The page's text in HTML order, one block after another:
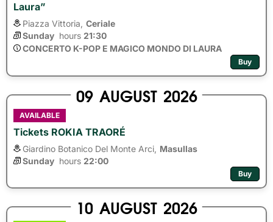
Laura”
Piazza Vittoria, Ceriale
Sunday hours 21:30
CONCERTO K-POP E MAGICO MONDO DI LAURA
Buy
09 AUGUST 2026
AVAILABLE
Tickets ROKIA TRAORÉ
Giardino Botanico Del Monte Arci, Masullas
Sunday hours 22:00
Buy
10 AUGUST 2026